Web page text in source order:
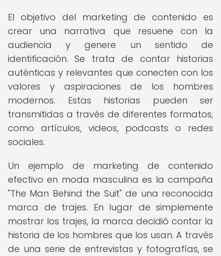
El objetivo del marketing de contenido es
crear una narrativa que resuene con la
audiencia y genere un sentido de
identificación. Se trata de contar historias
auténticas y relevantes que conecten con los
valores y aspiraciones de los hombres
modernos. Estas historias pueden ser
transmitidas a través de diferentes formatos,
como artículos, videos, podcasts o redes
sociales.
Un ejemplo de marketing de contenido
efectivo en moda masculina es la campaña
"The Man Behind the Suit" de una reconocida
marca de trajes. En lugar de simplemente
mostrar los trajes, la marca decidió contar la
historia de los hombres que los usan. A través
de una serie de entrevistas y fotografías, se